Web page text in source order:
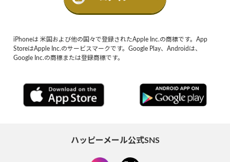
iPhoneは 米国および他の国々で登録されたApple Inc.の商標です。App
StoreはApple Inc.のサービスマークです。Google Play、Androidは、
Google Inc.の商標または登録商標です。
ハッピーメール公式SNS